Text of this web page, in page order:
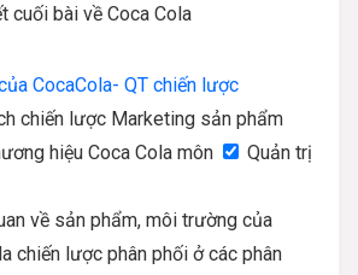
cuối bài về Coca Cola
CocaCola- QT chiến lược
chiến lược Marketing sản phẩm
hiệu Coca Cola môn
Quản trị
về sản phẩm, môi trường của
chiến lược phân phối ở các phân